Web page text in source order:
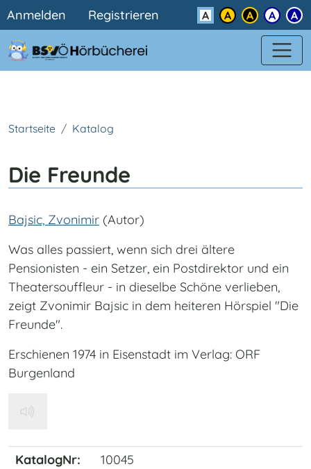
Direkt zum Inhalt
Benutzermenü
Anmelden Registrieren Kontrast
Startseite Katalog
Die Freunde
Bajsic, Zvonimir (Autor)
Was alles passiert, wenn sich drei ältere
Pensionisten - ein Setzer, ein Postdirektor und ein
Theatersouffleur - in dieselbe Schöne verlieben,
zeigt Zvonimir Bajsic in dem heiteren Hörspiel "Die
Freunde".
Erschienen 1974 in Eisenstadt im Verlag: ORF
Burgenland
KatalogNr:
10045